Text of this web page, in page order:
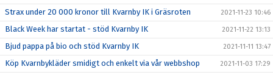
Strax under 20 000 kronor till Kvarnby IK i Gräsroten 2021-11-23 10:46
Black Week har startat - stöd Kvarnby IK 2021-11-22 13:13
Bjud pappa på bio och stöd Kvarnby IK 2021-11-11 13:47
Köp Kvarnbykläder smidigt och enkelt via vår webbshop 2021-11-03 17:29